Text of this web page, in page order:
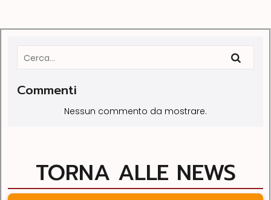
Commenti
Nessun commento da mostrare.
TORNA ALLE NEWS